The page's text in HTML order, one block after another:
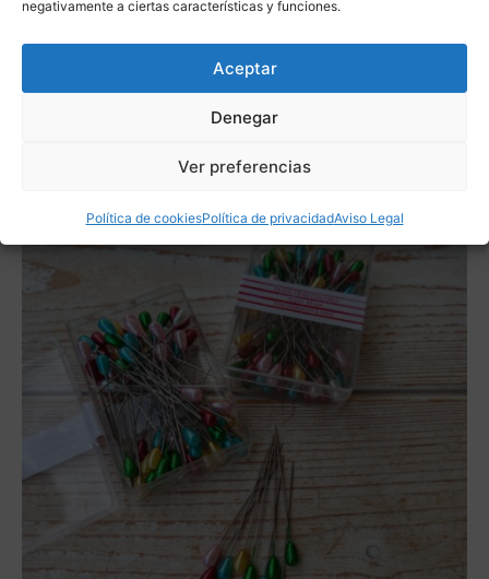
negativamente a ciertas características y funciones.
Aceptar
Denegar
Ver preferencias
Política de cookiesPolítica de privacidadAviso Legal